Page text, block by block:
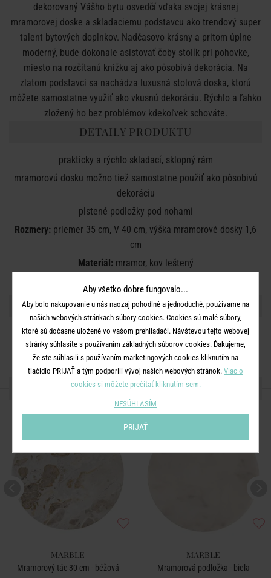
dekorovaný Vášho bytu osvedčí vďaka svojej krásnej
mramorovej doske a skladaciemu podstavcu ako trendový super
talent bytových doplnkov. Nadčasovo krásny a pritom úplne
moderný, bude dokonale asistovať čoby stolík pri pohovke,
miesto na rozčítanú knižku aj ako pôsobivá dekorácia. Na
zlatom podstavci sa nachádza luxusná stolová doska, ktorú
môžete samostatne využiť ako vkusnú dekoráciu. Rýchlo a ľahko
zložený ho bez problémov kdekoľvek schováte.
DETAILY PRODUKTU
prakticky a rýchlo skladací, sklopný rám
mramorovú dosku možno tiež samostatne použiť ako pôsobivú
dekoráciu
plstené podložky pod nohami
Rozmery: priemer 35 cm, V 40 cm, výška mramorové dosky 1,6
cm
Materiál:mramor, kov leštený
ZDIEĽAJTE S PRIATEĽMI
ĎALŠIE PRODUKTY ZO SÉRIE
MARBLE
Mramorový tác 30 cm - béžová
MARBLE
Mramorová podložka - biela
Aby všetko dobre fungovalo...
Aby bolo nakupovanie u nás naozaj pohodlné a jednoduché, používame na
našich webových stránkach súbory cookies. Cookies sú malé súbory,
ktoré sú dočasne uložené vo vašom prehliadači. Návštevou tejto webovej
stránky súhlasíte s používaním základných súborov cookies. Ďakujeme,
že ste súhlasili s používaním marketingových cookies kliknutím na
tlačidlo PRIJAŤ a tým podporili vývoj našich webových stránok. Viac o
cookies si môžete prečítať kliknutím sem.
NESÚHLASÍM
PRIJAŤ